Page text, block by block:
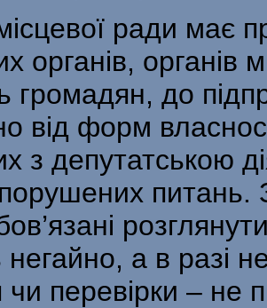
ради має
органів, органів
громадян, до
від форм
з депутатською
питань.
негайно, а в разі
перевірки – не